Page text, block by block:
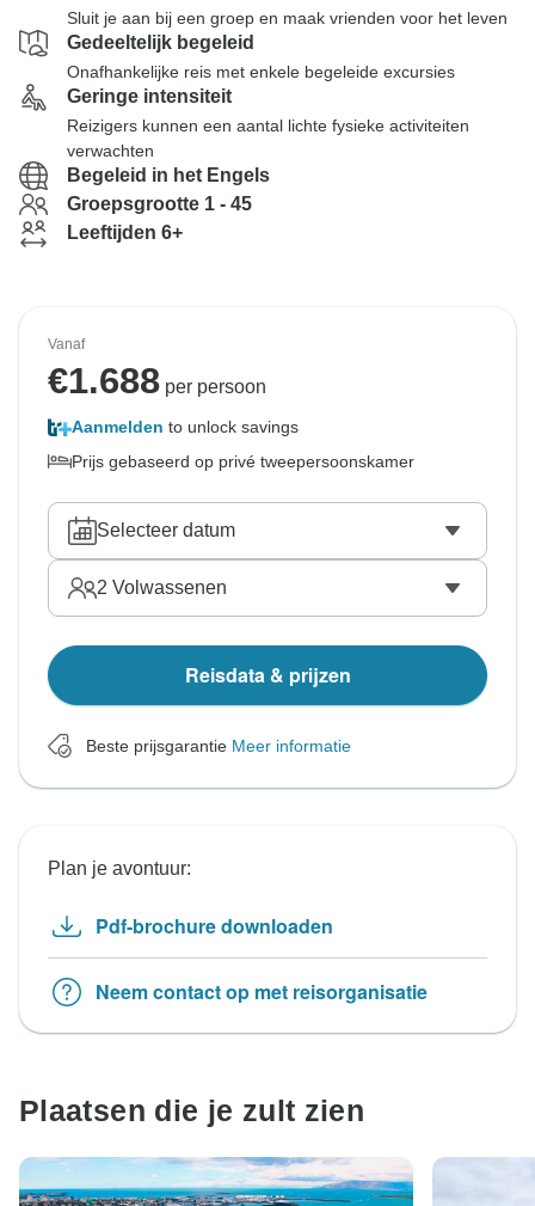
Sluit je aan bij een groep en maak vrienden voor het leven
Gedeeltelijk begeleid
Onafhankelijke reis met enkele begeleide excursies
Geringe intensiteit
Reizigers kunnen een aantal lichte fysieke activiteiten
verwachten
Begeleid in het Engels
Groepsgrootte 1 - 45
Leeftijden 6+
Vanaf
€1.688 per persoon
Aanmelden to unlock savings
Prijs gebaseerd op privé tweepersoonskamer
Selecteer datum
2 Volwassenen
Reisdata & prijzen
Beste prijsgarantie Meer informatie
Plan je avontuur:
Pdf-brochure downloaden
Neem contact op met reisorganisatie
Plaatsen die je zult zien